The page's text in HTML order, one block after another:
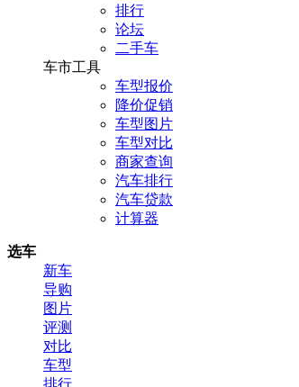
排行
论坛
二手车
车市工具
车型报价
降价促销
车型图片
车型对比
商家查询
汽车排行
汽车贷款
计算器
选车
新车
导购
图片
评测
对比
车型
排行